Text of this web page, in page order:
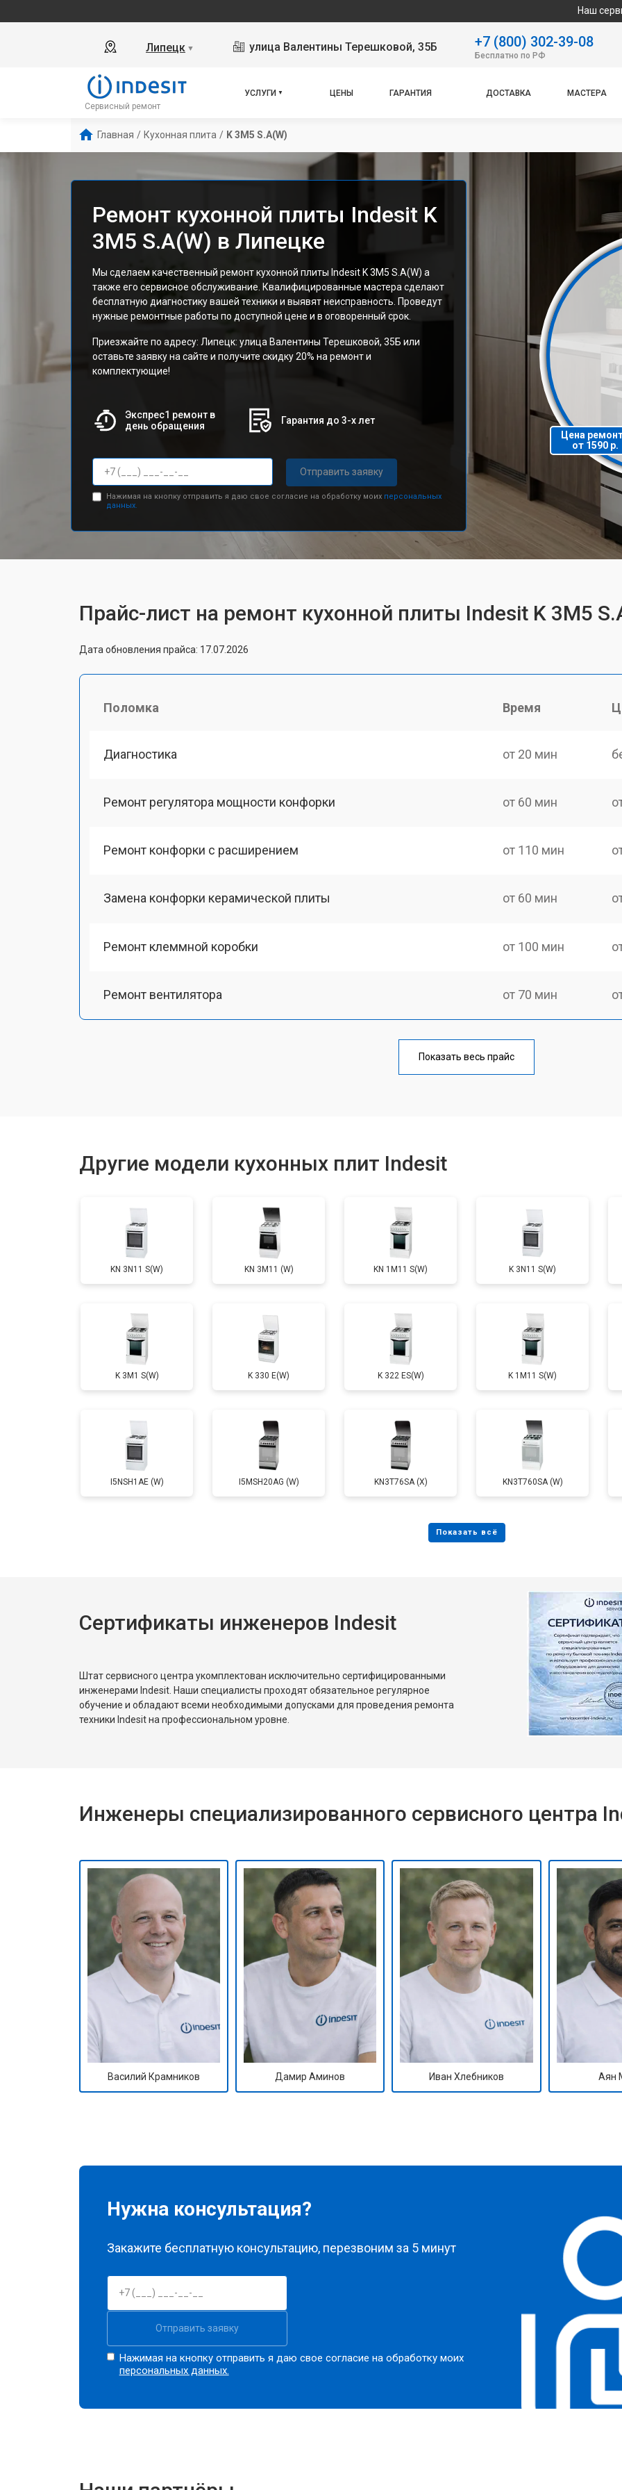
Наш сервисный центр
Липецк ▼ улица Валентины Терешковой, 35Б +7 (800) 302-39-08
Бесплатно по РФ
Сервисный ремонт
УСЛУГИ ЦЕНЫ ГАРАНТИЯ ДОСТАВКА МАСТЕРА
Главная / Кухонная плита / K 3M5 S.A(W)
Ремонт кухонной плиты Indesit K
3M5 S.A(W) в Липецке
Мы сделаем качественный ремонт кухонной плиты Indesit K 3M5 S.A(W) а
также его сервисное обслуживание. Квалифицированные мастера сделают
бесплатную диагностику вашей техники и выявят неисправность. Проведут
нужные ремонтные работы по доступной цене и в оговоренный срок.
Приезжайте по адресу: Липецк: улица Валентины Терешковой, 35Б или
оставьте заявку на сайте и получите скидку 20% на ремонт и
комплектующие!
Экспрес1 ремонт в
день обращения
Гарантия до 3-х лет
Отправить заявку
Нажимая на кнопку отправить я даю свое согласие на обработку моих персональных
данных.
Цена
от 1590 р.
Прайс-лист на ремонт кухонной плиты Indesit K 3M5
Дата обновления прайса: 17.07.2026
Поломка Время
Диагностика от 20 мин
Ремонт регулятора мощности конфорки от 60 мин
Ремонт конфорки с расширением от 110 мин
Замена конфорки керамической плиты от 60 мин
Ремонт клеммной коробки от 100 мин
Ремонт вентилятора от 70 мин
от 120 мин
Замена термостата от 90 мин
Ремонт электропроводки от 60 мин
Замена лампы подсветки от 80 мин
Ремонт чугунной конфорки от 60 мин
Показать весь прайс
Другие модели кухонных плит Indesit
KN 3N11 S(W) KN 3M11 (W) KN 1M11 S(W) K 3N11 S(W)
K 3M1 S(W) K 330 E(W) K 322 ES(W) K 1M11 S(W)
I5NSH1AE (W) I5MSH20AG (W) KN3T76SA (X) KN3T760SA (W)
Сертификаты инженеров Indesit
Штат сервисного центра укомплектован исключительно сертифицированными
инженерами Indesit. Наши специалисты проходят обязательное регулярное
обучение и обладают всеми необходимыми допусками для проведения ремонта
техники Indesit на профессиональном уровне.
Инженеры специализированного сервисного центра
Василий Крамников Дамир Аминов Иван Хлебников Аян
Нужна консультация?
Закажите бесплатную консультацию, перезвоним за 5 минут
Отправить заявку
Нажимая на кнопку отправить я даю свое согласие на обработку моих
персональных данных.